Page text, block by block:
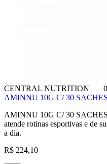
CENTRAL NUTRITION
AMINNU 10G C/ 30 SACHES
AMINNU 10G C/ 30
atende rotinas esportivas e de
a dia.
R$ 224,10